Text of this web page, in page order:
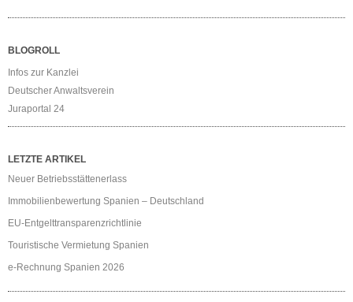
BLOGROLL
Infos zur Kanzlei
Deutscher Anwaltsverein
Juraportal 24
LETZTE ARTIKEL
Neuer Betriebsstättenerlass
Immobilienbewertung Spanien – Deutschland
EU-Entgelttransparenzrichtlinie
Touristische Vermietung Spanien
e-Rechnung Spanien 2026